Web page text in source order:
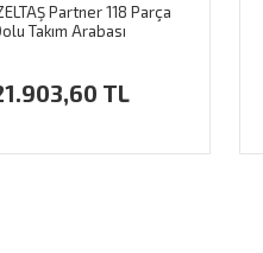
Partner 118 Parça
Takım Arabası
TL